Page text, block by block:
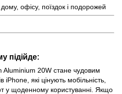
офісу, поїздок і подорожей
підійде:
Aluminium 20W стане чудовим
які цінують мобільність,
у щоденному користуванні. Якщо